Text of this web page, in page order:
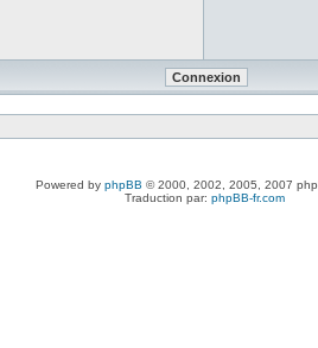
Powered by phpBB © 2000, 2002, 2005, 2007
Traduction par: phpBB-fr.com